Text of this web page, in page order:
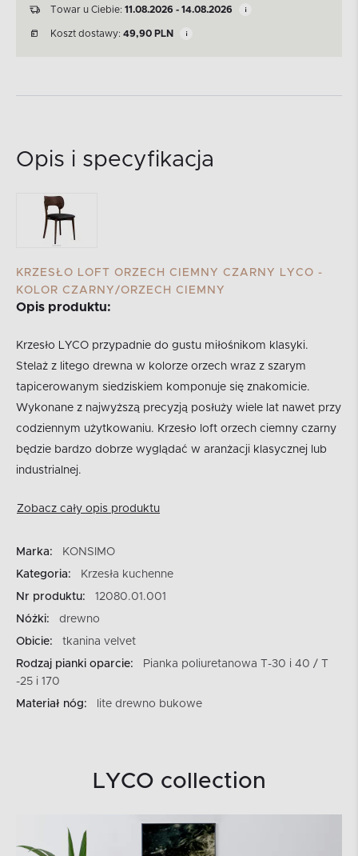
Towar u Ciebie: 11.08.2026 - 14.08.2026
Koszt dostawy: 49,90 PLN
Opis i specyfikacja
KRZESŁO LOFT ORZECH CIEMNY CZARNY LYCO -
KOLOR CZARNY/ORZECH CIEMNY
Opis produktu:
Krzesło LYCO przypadnie do gustu miłośnikom klasyki.
Stelaż z litego drewna w kolorze orzech wraz z szarym
tapicerowanym siedziskiem komponuje się znakomicie.
Wykonane z najwyższą precyzją posłuży wiele lat nawet przy
codziennym użytkowaniu. Krzesło loft orzech ciemny czarny
będzie bardzo dobrze wyglądać w aranżacji klasycznej lub
industrialnej.
Zobacz cały opis produktu
Marka:
KONSIMO
Kategoria:
Krzesła kuchenne
Nr produktu:
12080.01.001
Nóżki:
drewno
Obicie:
tkanina velvet
Rodzaj pianki oparcie:
Pianka poliuretanowa T-30 i 40 / T
-25 i 170
Materiał nóg:
lite drewno bukowe
LYCO collection